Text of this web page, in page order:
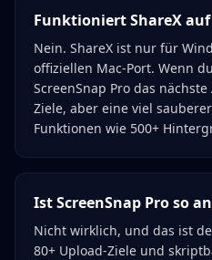
Funktioniert ShareX auf
Nein. ShareX ist nur für
offiziellen Mac-Port. Wenn
ScreenSnap Pro das
Ziele, aber eine viel
Funktionen wie 500+
Ist ScreenSnap Pro so
Nicht wirklich, und das ist
80+ Upload-Ziele und